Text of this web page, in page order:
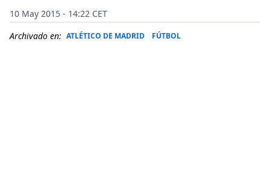
10 May 2015 - 14:22 CET
Archivado en: ATLÉTICO DE MADRID FÚTBOL